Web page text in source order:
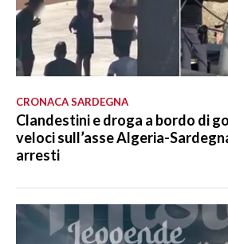
CRONACA SARDEGNA
Clandestini e droga a bordo di
veloci sull’asse Algeria-
arresti